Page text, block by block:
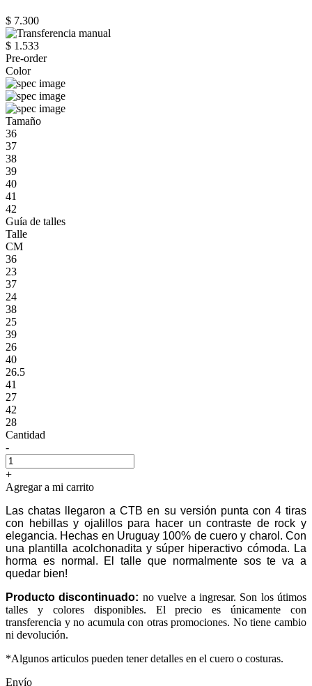
$ 7.300
$ 1.533
Pre-order
Color
Tamaño
36
37
38
39
40
41
42
Guía de talles
Talle
CM
36
23
37
24
38
25
39
26
40
26.5
41
27
42
28
Cantidad
-
+
Agregar a mi carrito
Las chatas llegaron a CTB en su versión punta con 4 tiras
con hebillas y ojalillos para hacer un contraste de rock y
elegancia. Hechas en Uruguay 100% de cuero y charol. Con
una plantilla acolchonadita y súper hiperactivo cómoda. La
horma es normal. El talle que normalmente sos te va a
quedar bien!
Producto discontinuado: no vuelve a ingresar. Son los útimos
talles y colores disponibles. El precio es únicamente con
transferencia y no acumula con otras promociones. No tiene cambio
ni devolución.
*Algunos articulos pueden tener detalles en el cuero o costuras.
Envío